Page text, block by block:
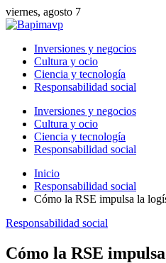
viernes, agosto 7
Inversiones y negocios
Cultura y ocio
Ciencia y tecnología
Responsabilidad social
Inversiones y negocios
Cultura y ocio
Ciencia y tecnología
Responsabilidad social
Inicio
Responsabilidad social
Cómo la RSE impulsa la
Responsabilidad social
Cómo la RSE